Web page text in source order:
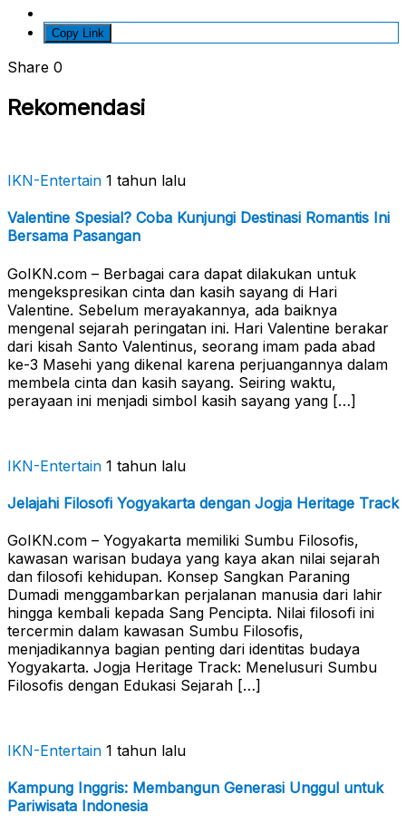
Copy Link
Share 0
Rekomendasi
IKN-Entertain 1 tahun lalu
Valentine Spesial? Coba Kunjungi Destinasi Romantis Ini
Bersama Pasangan
GoIKN.com – Berbagai cara dapat dilakukan untuk
mengekspresikan cinta dan kasih sayang di Hari
Valentine. Sebelum merayakannya, ada baiknya
mengenal sejarah peringatan ini. Hari Valentine berakar
dari kisah Santo Valentinus, seorang imam pada abad
ke-3 Masehi yang dikenal karena perjuangannya dalam
membela cinta dan kasih sayang. Seiring waktu,
perayaan ini menjadi simbol kasih sayang yang […]
IKN-Entertain 1 tahun lalu
Jelajahi Filosofi Yogyakarta dengan Jogja Heritage Track
GoIKN.com – Yogyakarta memiliki Sumbu Filosofis,
kawasan warisan budaya yang kaya akan nilai sejarah
dan filosofi kehidupan. Konsep Sangkan Paraning
Dumadi menggambarkan perjalanan manusia dari lahir
hingga kembali kepada Sang Pencipta. Nilai filosofi ini
tercermin dalam kawasan Sumbu Filosofis,
menjadikannya bagian penting dari identitas budaya
Yogyakarta. Jogja Heritage Track: Menelusuri Sumbu
Filosofis dengan Edukasi Sejarah […]
IKN-Entertain 1 tahun lalu
Kampung Inggris: Membangun Generasi Unggul untuk
Pariwisata Indonesia